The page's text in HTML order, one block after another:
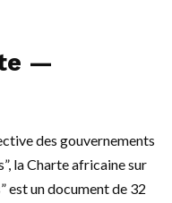
—
des gouvernements
la Charte africaine sur
est un document de 32